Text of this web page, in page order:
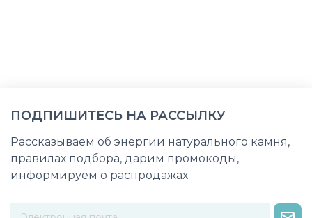
ПОДПИШИТЕСЬ НА РАССЫЛКУ
Рассказываем об энергии натурального камня,
правилах подбора, дарим промокоды,
информируем о распродажах